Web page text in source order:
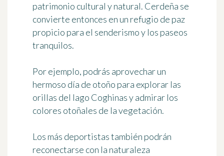
patrimonio cultural y natural. Cerdeña se
convierte entonces en un refugio de paz
propicio para el senderismo y los paseos
tranquilos.
Por ejemplo, podrás aprovechar un
hermoso día de otoño para explorar las
orillas del lago Coghinas y admirar los
colores otoñales de la vegetación.
Los más deportistas también podrán
reconectarse con la naturaleza